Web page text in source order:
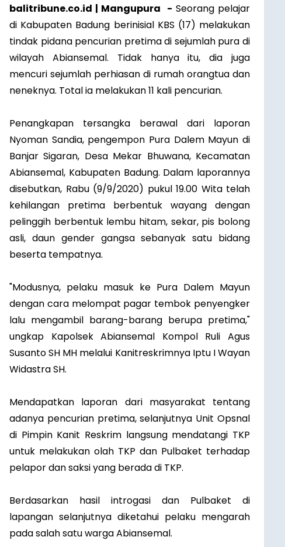
balitribune.co.id | Mangupura - Seorang pelajar
di Kabupaten Badung berinisial KBS (17) melakukan
tindak pidana pencurian pretima di sejumlah pura di
wilayah Abiansemal. Tidak hanya itu, dia juga
mencuri sejumlah perhiasan di rumah orangtua dan
neneknya. Total ia melakukan 11 kali pencurian.
Penangkapan tersangka berawal dari laporan
Nyoman Sandia, pengempon Pura Dalem Mayun di
Banjar Sigaran, Desa Mekar Bhuwana, Kecamatan
Abiansemal, Kabupaten Badung. Dalam laporannya
disebutkan, Rabu (9/9/2020) pukul 19.00 Wita telah
kehilangan pretima berbentuk wayang dengan
pelinggih berbentuk lembu hitam, sekar, pis bolong
asli, daun gender gangsa sebanyak satu bidang
beserta tempatnya.
"Modusnya, pelaku masuk ke Pura Dalem Mayun
dengan cara melompat pagar tembok penyengker
lalu mengambil barang-barang berupa pretima,"
ungkap Kapolsek Abiansemal Kompol Ruli Agus
Susanto SH MH melalui Kanitreskrimnya Iptu I Wayan
Widastra SH.
Mendapatkan laporan dari masyarakat tentang
adanya pencurian pretima, selanjutnya Unit Opsnal
di Pimpin Kanit Reskrim langsung mendatangi TKP
untuk melakukan olah TKP dan Pulbaket terhadap
pelapor dan saksi yang berada di TKP.
Berdasarkan hasil introgasi dan Pulbaket di
lapangan selanjutnya diketahui pelaku mengarah
pada salah satu warga Abiansemal.